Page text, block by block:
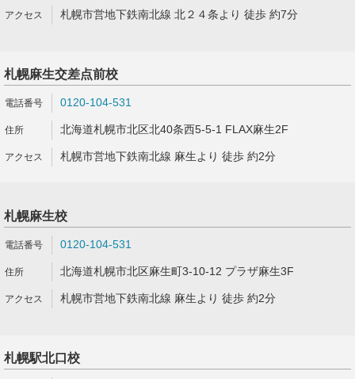
札幌市営地下鉄南北線 北２４条より 徒歩 約7分
札幌麻生交差点前校
0120-104-531
北海道札幌市北区北40条西5-5-1 FLAX麻生2F
札幌市営地下鉄南北線 麻生より 徒歩 約2分
札幌麻生校
0120-104-531
北海道札幌市北区麻生町3-10-12 プラザ麻生3F
札幌市営地下鉄南北線 麻生より 徒歩 約2分
札幌駅北口校